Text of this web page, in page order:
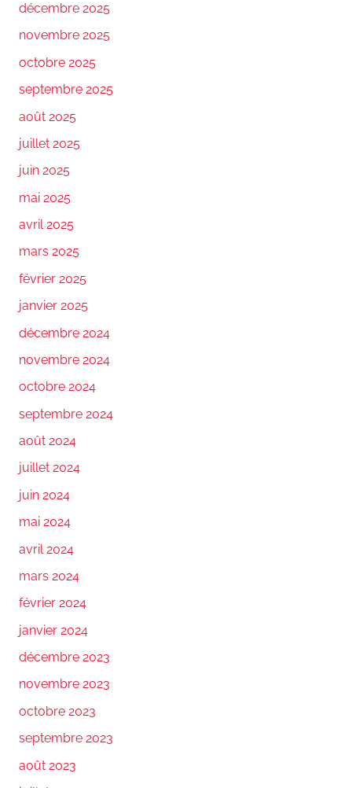
décembre 2025
novembre 2025
octobre 2025
septembre 2025
août 2025
juillet 2025
juin 2025
mai 2025
avril 2025
mars 2025
février 2025
janvier 2025
décembre 2024
novembre 2024
octobre 2024
septembre 2024
août 2024
juillet 2024
juin 2024
mai 2024
avril 2024
mars 2024
février 2024
janvier 2024
décembre 2023
novembre 2023
octobre 2023
septembre 2023
août 2023